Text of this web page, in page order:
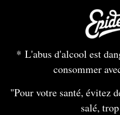
* L'abus d'alcool est
consommer
"Pour votre santé, évitez
salé,